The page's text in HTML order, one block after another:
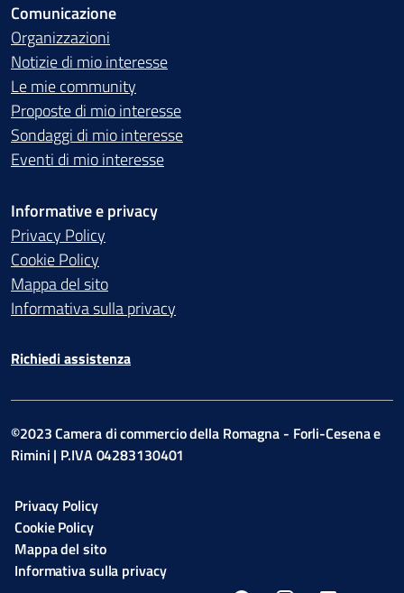
Comunicazione
Organizzazioni
Notizie di mio interesse
Le mie community
Proposte di mio interesse
Sondaggi di mio interesse
Eventi di mio interesse
Informative e privacy
Privacy Policy
Cookie Policy
Mappa del sito
Informativa sulla privacy
Richiedi assistenza
©2023 Camera di commercio della Romagna - Forli-Cesena e
Rimini | P.IVA 04283130401
Privacy Policy
Cookie Policy
Mappa del sito
Informativa sulla privacy